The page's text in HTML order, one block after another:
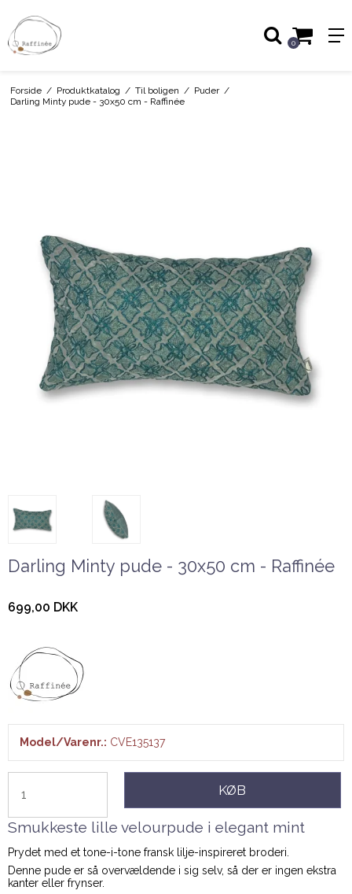
0
Forside / Produktkatalog / Til boligen / Puder /
Darling Minty pude - 30x50 cm - Raffinée
Darling Minty pude - 30x50 cm - Raffinée
699,00 DKK
Model/Varenr.: CVE135137
KØB
Smukkeste lille velourpude i elegant mint
Prydet med et tone-i-tone fransk lilje-inspireret broderi.
Denne pude er så overvældende i sig selv, så der er ingen ekstra
kanter eller frynser.